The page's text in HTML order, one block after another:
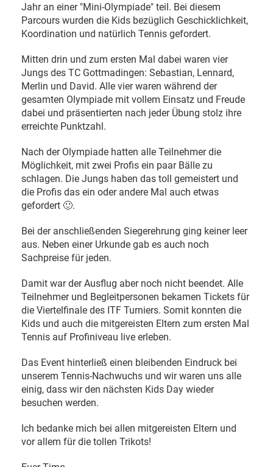
Jahr an einer "Mini-Olympiade" teil. Bei diesem
Parcours wurden die Kids bezüglich Geschicklichkeit,
Koordination und natürlich Tennis gefordert.
Mitten drin und zum ersten Mal dabei waren vier
Jungs des TC Gottmadingen: Sebastian, Lennard,
Merlin und David. Alle vier waren während der
gesamten Olympiade mit vollem Einsatz und Freude
dabei und präsentierten nach jeder Übung stolz ihre
erreichte Punktzahl.
Nach der Olympiade hatten alle Teilnehmer die
Möglichkeit, mit zwei Profis ein paar Bälle zu
schlagen. Die Jungs haben das toll gemeistert und
die Profis das ein oder andere Mal auch etwas
gefordert 🙂.
Bei der anschließenden Siegerehrung ging keiner leer
aus. Neben einer Urkunde gab es auch noch
Sachpreise für jeden.
Damit war der Ausflug aber noch nicht beendet. Alle
Teilnehmer und Begleitpersonen bekamen Tickets für
die Viertelfinale des ITF Turniers. Somit konnten die
Kids und auch die mitgereisten Eltern zum ersten Mal
Tennis auf Profiniveau live erleben.
Das Event hinterließ einen bleibenden Eindruck bei
unserem Tennis-Nachwuchs und wir waren uns alle
einig, dass wir den nächsten Kids Day wieder
besuchen werden.
Ich bedanke mich bei allen mitgereisten Eltern und
vor allem für die tollen Trikots!